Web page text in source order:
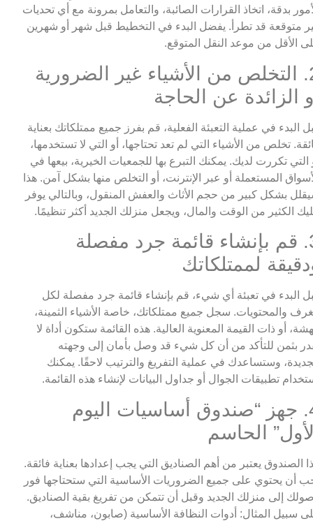
بدقة، اتخاذ القرارات الصائبة، والتعامل بمرونة مع أي تحديات
متوقعة قد تطرأ. يفضل البدء في التخطيط قبل شهر أو شهرين
الأقل من موعد النقل المتوقع.
2. التخلص من الأشياء غير الضرورية
الزائدة عن الحاجة
البدء في عملية التعبئة الفعلية، قم بفرز جميع ممتلكاتك بعناية
تخلص من الأشياء التي لم تعد تحتاجها، أو التي لا تستخدمها،
التي تكررت لديك. يمكنك التبرع بها للجمعيات الخيرية، بيعها في
المستعملة أو عبر الإنترنت، أو التخلص منها بشكل آمن. هذا
بشكل كبير من حجم الأثاث والعفش المنقول، وبالتالي يوفر
الكثير من الوقت والمال، ويجعل منزلك الجديد أكثر تنظيمًا.
3. قم بإنشاء قائمة جرد مفصلة
لممتلكاتك
البدء في تعبئة أي شيء، قم بإنشاء قائمة جرد مفصلة لكل
والمحتويات. سجل جميع ممتلكاتك، خاصة الأشياء الثمينة،
أو ذات القيمة المعنوية العالية. هذه القائمة ستكون أداة لا
بثمن للتأكد من أن كل شيء قد وصل بأمان إلى وجهته
وستساعدك في عملية التفريغ والترتيب لاحقًا. يمكنك
تطبيقات الجوال أو جداول البيانات لإنشاء هذه القائمة.
4. جهز “صندوق أساسيات اليوم
الحاسم
الصندوق يعتبر من أهم الصناديق التي يجب إعدادها بعناية فائقة.
أن يحتوي على جميع الضروريات الأساسية التي ستحتاجها فور
إلى منزلك الجديد وقبل أن تتمكن من تفريغ بقية الصناديق.
سبيل المثال: أدوات النظافة الأساسية (صابون، مناشف،